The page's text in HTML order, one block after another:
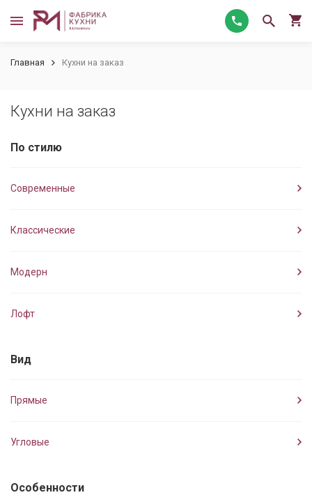
Главная Кухни на заказ
Кухни на заказ
По стилю
Современные
Классические
Модерн
Лофт
Вид
Прямые
Угловые
Особенности